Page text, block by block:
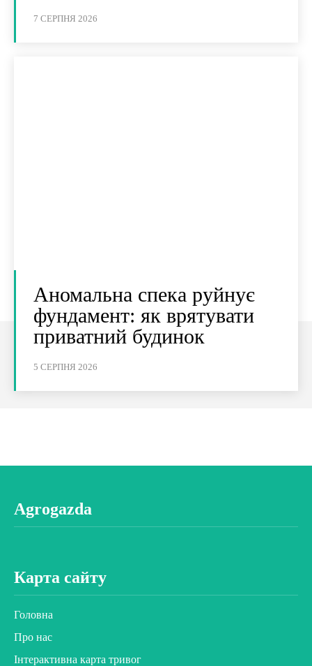
7 СЕРПНЯ 2026
Аномальна спека руйнує
фундамент: як врятувати
приватний будинок
5 СЕРПНЯ 2026
Agrogazda
Карта сайту
Головна
Про нас
Інтерактивна карта тривог